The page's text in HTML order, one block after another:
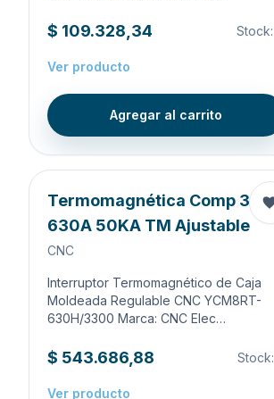
$ 109.328,34 Stock:
Ver producto
Agregar al carrito
Termomagnética Comp 3X
630A 50KA TM Ajustable
CNC
Interruptor Termomagnético de Caja
Moldeada Regulable CNC YCM8RT-
630H/3300 Marca: CNC Elec…
$ 543.686,88 Stock:
Ver producto